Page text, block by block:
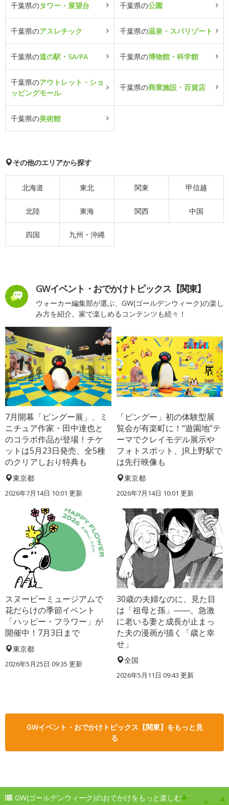
千葉県のタワー・展望台 千葉県の公園
千葉県のアスレチック 千葉県の温泉・スパリゾート
千葉県の道の駅・SA/PA 千葉県の博物館・科学館
千葉県のアウトレット・ショ
ッピングモール
千葉県の商業施設・百貨店
千葉県の美術館
その他のエリアから探す
北海道 東北 関東 甲信越
北陸 東海 関西 中国
四国 九州・沖縄
GWイベント・おでかけトピックス【関東】
ウォーカー編集部が選ぶ、GW(ゴールデンウィーク)の楽し
み方を紹介。家で楽しめるコンテンツも続々！
7月開幕「ピングー展」、ミ
ニチュア作家・田中達也と
のコラボ作品が登場！チケ
ットは5月23日発売、全5種
のクリアしおり特典も
東京都
2026年7月14日 10:01 更新
「ピングー」初の体験型展
覧会が有楽町に！“遊園地”テ
ーマでクレイモデル展示や
フォトスポット、JR上野駅で
は先行映像も
東京都
2026年7月14日 10:01 更新
スヌーピーミュージアムで
花だらけの季節イベント
「ハッピー・フラワー」が
開催中！7月3日まで
東京都
2026年5月25日 09:35 更新
30歳の夫婦なのに、見た目
は「祖母と孫」――。急激
に老いる妻と成長が止まっ
た夫の漫画が描く「歳と幸
せ」
全国
2026年5月11日 09:43 更新
GWイベント・おでかけトピックス【関東】をもっと見
る
GW(ゴールデンウィーク)のおでかけをもっと楽しむ